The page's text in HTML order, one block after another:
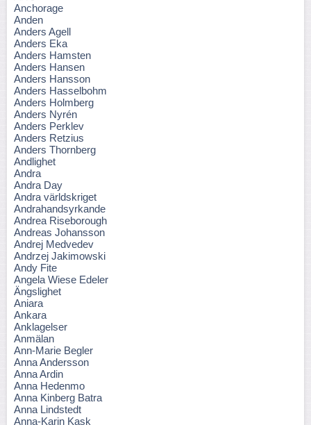
Anchorage
Anden
Anders Agell
Anders Eka
Anders Hamsten
Anders Hansen
Anders Hansson
Anders Hasselbohm
Anders Holmberg
Anders Nyrén
Anders Perklev
Anders Retzius
Anders Thornberg
Andlighet
Andra
Andra Day
Andra världskriget
Andrahandsyrkande
Andrea Riseborough
Andreas Johansson
Andrej Medvedev
Andrzej Jakimowski
Andy Fite
Angela Wiese Edeler
Ängslighet
Aniara
Ankara
Anklagelser
Anmälan
Ann-Marie Begler
Anna Andersson
Anna Ardin
Anna Hedenmo
Anna Kinberg Batra
Anna Lindstedt
Anna-Karin Kask